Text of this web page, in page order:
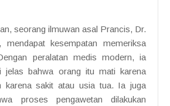
seorang ilmuwan asal Prancis, Dr.
mendapat kesempatan memeriksa
peralatan medis modern, ia
jelas bahwa orang itu mati karena
karena sakit atau usia tua. Ia juga
proses pengawetan dilakukan